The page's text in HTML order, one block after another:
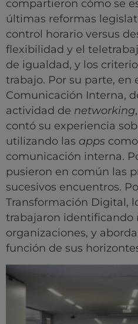
compartieron cómo se
últimas reformas
control horario versus
flexibilidad y el
de igualdad, y los
trabajo. Por su parte, en
Comunicación Interna,
actividad de networking
contó su experiencia
utilizando las apps
comunicación interna.
pusieron en común las
sucesivos encuentros.
Transformación Digital,
trabajaron identificando
organizaciones, y
función de sus